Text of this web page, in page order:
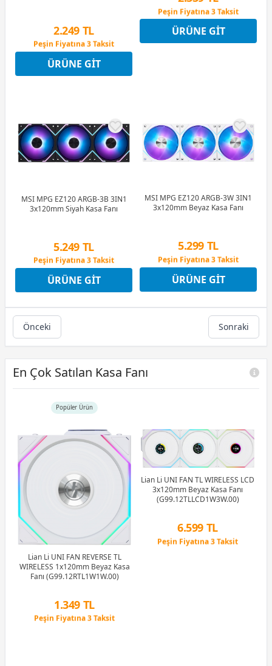
2.249 TL
Peşin Fiyatına 3 Taksit
12 Ay x 265 TL taksitle
Peşin Fiyatına 3 Taksit
ÜRÜNE GIT
Peşin Fiyatına 3 Taksit
12 Ay x 275 TL taksitle
Peşin Fiyatına 3 Taksit
ÜRÜNE GIT
MSI MPG EZ120 ARGB-3B 3IN1
3x120mm Siyah Kasa Fanı
5.249 TL
Peşin Fiyatına 3 Taksit
12 Ay x 617 TL taksitle
Peşin Fiyatına 3 Taksit
ÜRÜNE GIT
MSI MPG EZ120 ARGB-3W 3IN1
3x120mm Beyaz Kasa Fanı
5.299 TL
Peşin Fiyatına 3 Taksit
12 Ay x 623 TL taksitle
Peşin Fiyatına 3 Taksit
ÜRÜNE GIT
Önceki Sonraki
En Çok Satılan Kasa Fanı
Popüler Ürün
Lian Li UNI FAN REVERSE TL
WIRELESS 1x120mm Beyaz Kasa
Fanı (G99.12RTL1W1W.00)
1.349 TL
Peşin Fiyatına 3 Taksit
Lian Li UNI FAN TL WIRELESS LCD
3x120mm Beyaz Kasa Fanı
(G99.12TLLCD1W3W.00)
6.599 TL
Peşin Fiyatına 3 Taksit